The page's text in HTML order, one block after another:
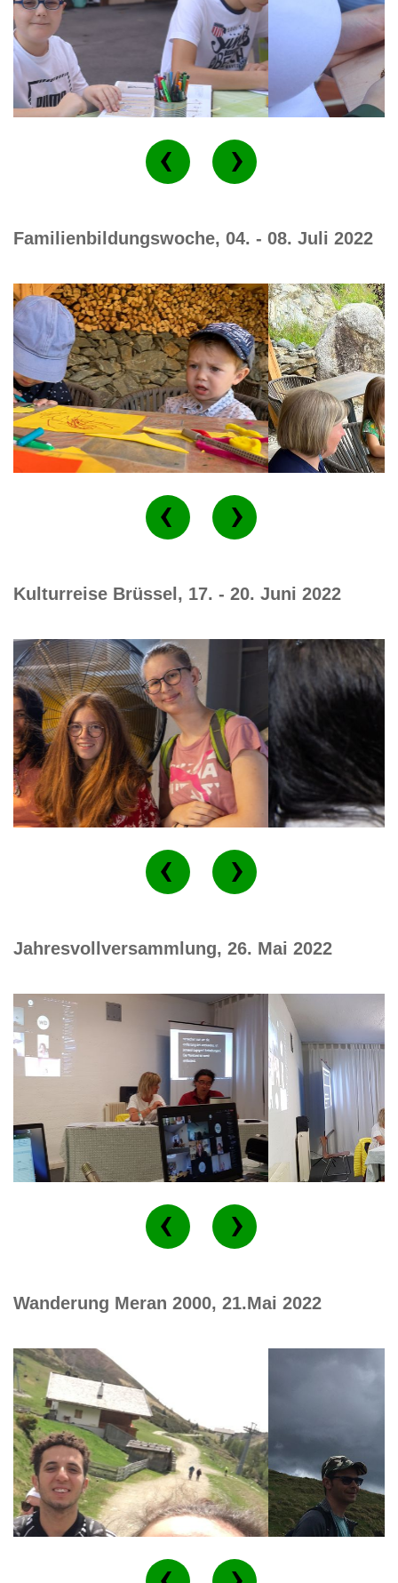
Familienbildungswoche, 04. - 08. Juli 2022
Kulturreise Brüssel, 17. - 20. Juni 2022
Jahresvollversammlung, 26. Mai 2022
Wanderung Meran 2000, 21.Mai 2022